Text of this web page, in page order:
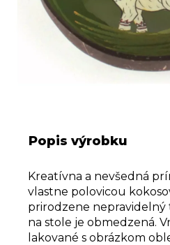
Popis výrobku
Kreatívna a nevšedná
vlastne polovicou
prirodzene nepravidelný
na stole je obmedzená.
lakované s obrázkom